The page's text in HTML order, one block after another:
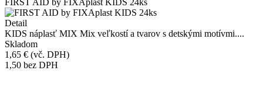
FIRST AID by FIXAplast KIDS 24ks
Detail
KIDS náplasť MIX Mix veľkostí a tvarov s detskými motívmi....
Skladom
1,65 € (vč. DPH)
1,50 bez DPH